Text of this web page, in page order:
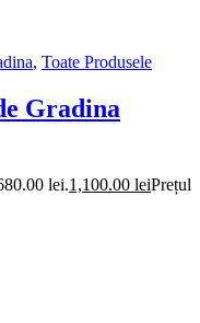
, Toate Produsele
Gradina
lei.1,100.00 leiPrețul